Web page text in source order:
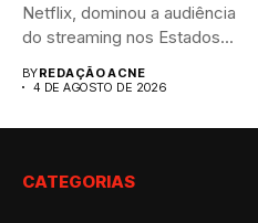
Netflix, dominou a audiência
do streaming nos Estados...
BYREDAÇÃO ACNE
4 DE AGOSTO DE 2026
CATEGORIAS